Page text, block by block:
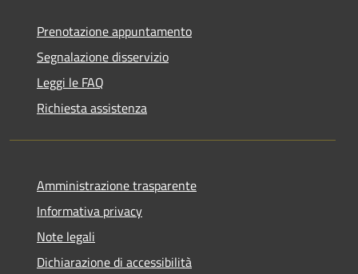
Prenotazione appuntamento
Segnalazione disservizio
Leggi le FAQ
Richiesta assistenza
Amministrazione trasparente
Informativa privacy
Note legali
Dichiarazione di accessibilità